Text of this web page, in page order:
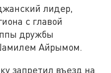
лидер,
с главой
дружбы
Айрымом.
запретил въезд на